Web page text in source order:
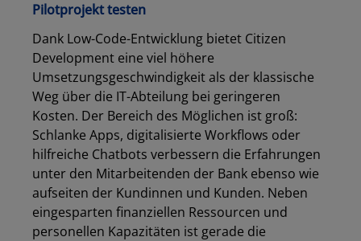
Pilotprojekt testen
Dank Low-Code-Entwicklung bietet Citizen
Development eine viel höhere
Umsetzungsgeschwindigkeit als der klassische
Weg über die IT-Abteilung bei geringeren
Kosten. Der Bereich des Möglichen ist groß:
Schlanke Apps, digitalisierte Workflows oder
hilfreiche Chatbots verbessern die Erfahrungen
unter den Mitarbeitenden der Bank ebenso wie
aufseiten der Kundinnen und Kunden. Neben
eingesparten finanziellen Ressourcen und
personellen Kapazitäten ist gerade die
Los